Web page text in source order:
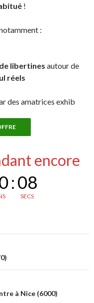
!
:
libertines autour de
réels
des amatrices exhib
encore
:08
SECS
à Nice (6000)